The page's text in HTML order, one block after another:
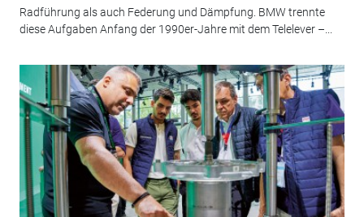
Radführung als auch Federung und Dämpfung. BMW trennte
diese Aufgaben Anfang der 1990er-Jahre mit dem Telelever –...